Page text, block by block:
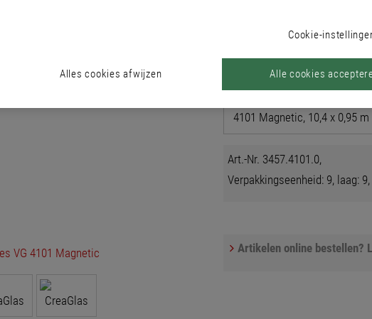
Art.-Nr. 3457.4101.0,
Verpakkingseenheid: 9, laag:
Artikelen online bestellen?
Cookie-
Alles cookies afwijzen Alle cookies